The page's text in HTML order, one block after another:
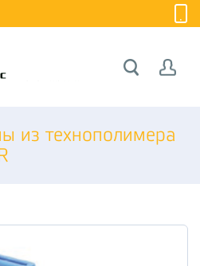
из технополимера